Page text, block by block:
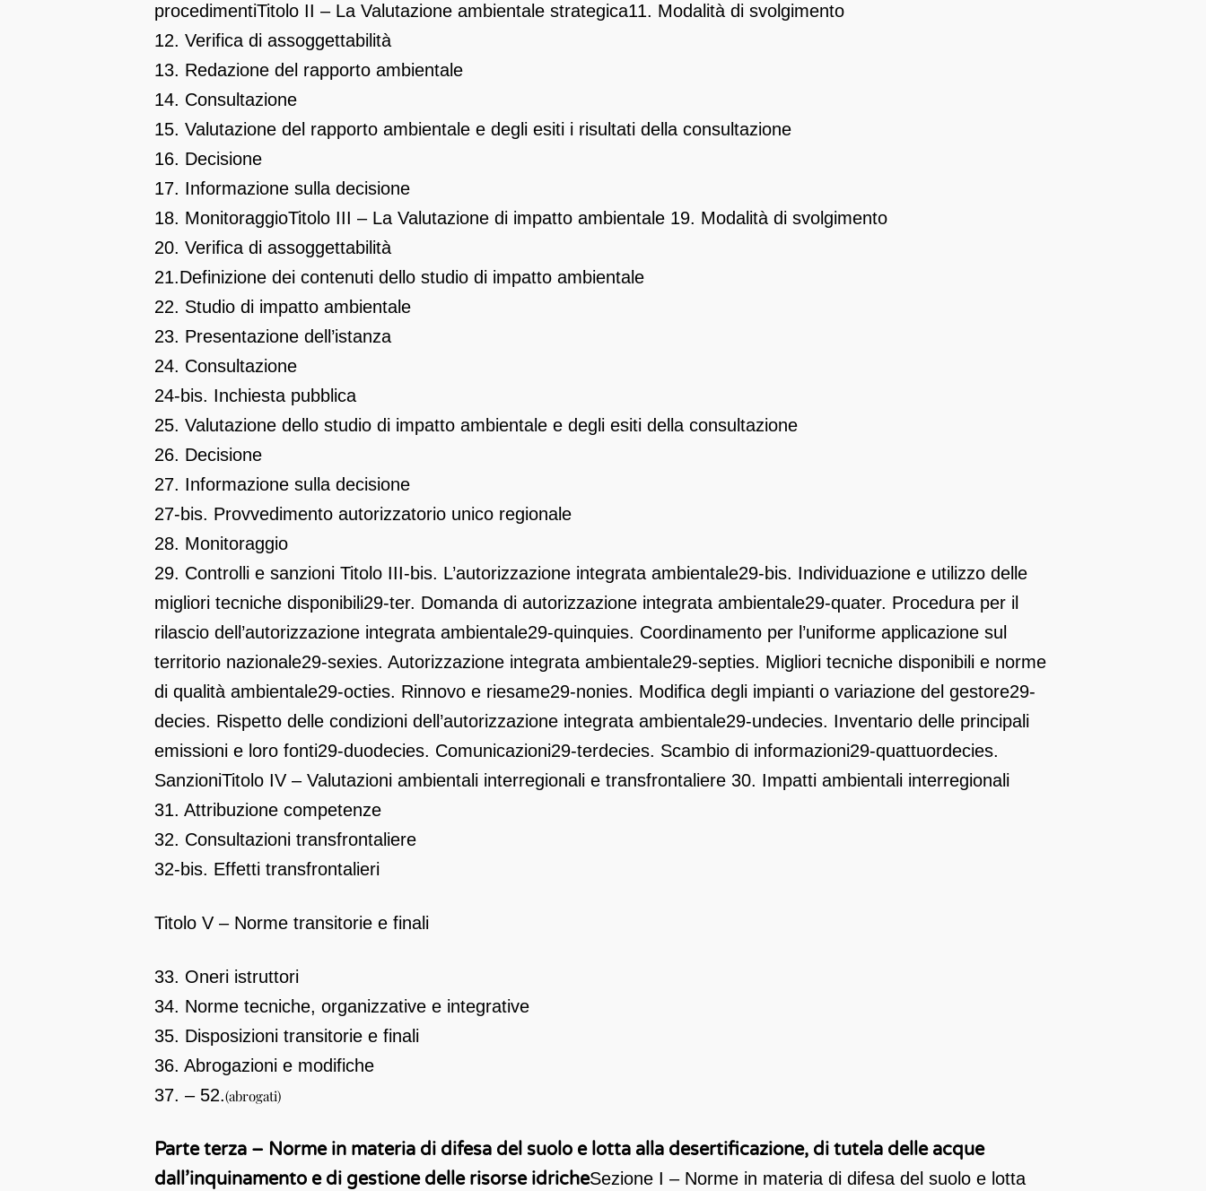
procedimentiTitolo II – La Valutazione ambientale strategica11. Modalità di svolgimento
12. Verifica di assoggettabilità
13. Redazione del rapporto ambientale
14. Consultazione
15. Valutazione del rapporto ambientale e degli esiti i risultati della consultazione
16. Decisione
17. Informazione sulla decisione
18. MonitoraggioTitolo III – La Valutazione di impatto ambientale 19. Modalità di svolgimento
20. Verifica di assoggettabilità
21.Definizione dei contenuti dello studio di impatto ambientale
22. Studio di impatto ambientale
23. Presentazione dell’istanza
24. Consultazione
24-bis. Inchiesta pubblica
25. Valutazione dello studio di impatto ambientale e degli esiti della consultazione
26. Decisione
27. Informazione sulla decisione
27-bis. Provvedimento autorizzatorio unico regionale
28. Monitoraggio
29. Controlli e sanzioni Titolo III-bis. L’autorizzazione integrata ambientale29-bis. Individuazione e utilizzo delle
migliori tecniche disponibili29-ter. Domanda di autorizzazione integrata ambientale29-quater. Procedura per il
rilascio dell’autorizzazione integrata ambientale29-quinquies. Coordinamento per l’uniforme applicazione sul
territorio nazionale29-sexies. Autorizzazione integrata ambientale29-septies. Migliori tecniche disponibili e norme
di qualità ambientale29-octies. Rinnovo e riesame29-nonies. Modifica degli impianti o variazione del gestore29-
decies. Rispetto delle condizioni dell’autorizzazione integrata ambientale29-undecies. Inventario delle principali
emissioni e loro fonti29-duodecies. Comunicazioni29-terdecies. Scambio di informazioni29-quattuordecies.
SanzioniTitolo IV – Valutazioni ambientali interregionali e transfrontaliere 30. Impatti ambientali interregionali
31. Attribuzione competenze
32. Consultazioni transfrontaliere
32-bis. Effetti transfrontalieri
Titolo V – Norme transitorie e finali
33. Oneri istruttori
34. Norme tecniche, organizzative e integrative
35. Disposizioni transitorie e finali
36. Abrogazioni e modifiche
37. – 52.(abrogati)
Parte terza – Norme in materia di difesa del suolo e lotta alla desertificazione, di tutela delle acque
dall’inquinamento e di gestione delle risorse idricheSezione I – Norme in materia di difesa del suolo e lotta